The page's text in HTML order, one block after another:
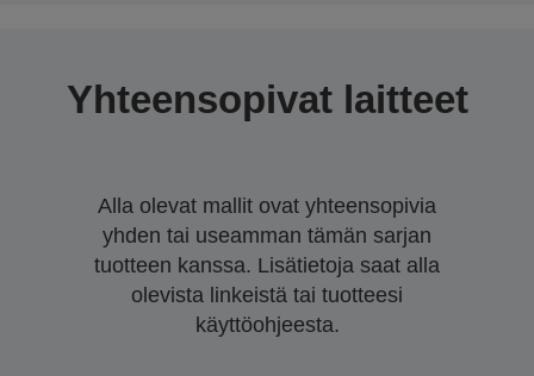
Yhteensopivat laitteet
Alla olevat mallit ovat yhteensopivia
yhden tai useamman tämän sarjan
tuotteen kanssa. Lisätietoja saat alla
olevista linkeistä tai tuotteesi
käyttöohjeesta.